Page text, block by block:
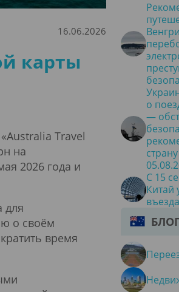
16.06.2026
карты
Travel
на
2026 года и
для
о своём
время
о
—
С 15
Китай